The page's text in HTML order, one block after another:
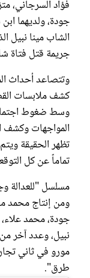
فؤاد السرجاني،
جودة، ولديهما
الشاب مينا نبيل
جريمة قتل فتاة
وتتصاعد أحداث
كشف ملابسات
وسط ضغوط
المواجهات وكشف
تظهر الحقيقة
تماماً عن كل
ومن إنتاج محمد
جودة، محمد علاء،
نبيل، وعدد آخر
مورو في ثاني
طرق".